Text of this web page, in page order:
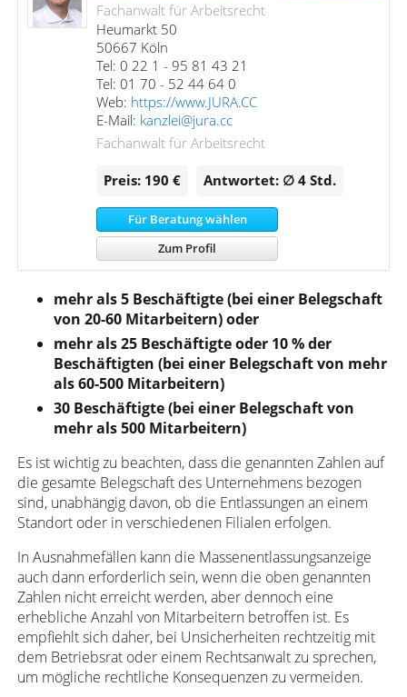
Fachanwalt für Arbeitsrecht
Heumarkt 50
50667 Köln
Tel: 0 22 1 - 95 81 43 21
Tel: 01 70 - 52 44 64 0
Web: https://www.JURA.CC
E-Mail: kanzlei@jura.cc
Fachanwalt für Arbeitsrecht
Preis: 190 € Antwortet: ∅ 4Std.
Für Beratung wählen
Zum Profil
mehr als 5 Beschäftigte (bei einer Belegschaft
von 20-60 Mitarbeitern) oder
mehr als 25 Beschäftigte oder 10 % der
Beschäftigten (bei einer Belegschaft von mehr
als 60-500 Mitarbeitern)
30 Beschäftigte (bei einer Belegschaft von
mehr als 500 Mitarbeitern)
Es ist wichtig zu beachten, dass die genannten Zahlen auf
die gesamte Belegschaft des Unternehmens bezogen
sind, unabhängig davon, ob die Entlassungen an einem
Standort oder in verschiedenen Filialen erfolgen.
In Ausnahmefällen kann die Massenentlassungsanzeige
auch dann erforderlich sein, wenn die oben genannten
Zahlen nicht erreicht werden, aber dennoch eine
erhebliche Anzahl von Mitarbeitern betroffen ist. Es
empfiehlt sich daher, bei Unsicherheiten rechtzeitig mit
dem Betriebsrat oder einem Rechtsanwalt zu sprechen,
um mögliche rechtliche Konsequenzen zu vermeiden.